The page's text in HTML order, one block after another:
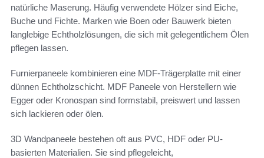
natürliche Maserung. Häufig verwendete Hölzer sind Eiche,
Buche und Fichte. Marken wie Boen oder Bauwerk bieten
langlebige Echtholzlösungen, die sich mit gelegentlichem Ölen
pflegen lassen.
Furnierpaneele kombinieren eine MDF-Trägerplatte mit einer
dünnen Echtholzschicht. MDF Paneele von Herstellern wie
Egger oder Kronospan sind formstabil, preiswert und lassen
sich lackieren oder ölen.
3D Wandpaneele bestehen oft aus PVC, HDF oder PU-
basierten Materialien. Sie sind pflegeleicht,